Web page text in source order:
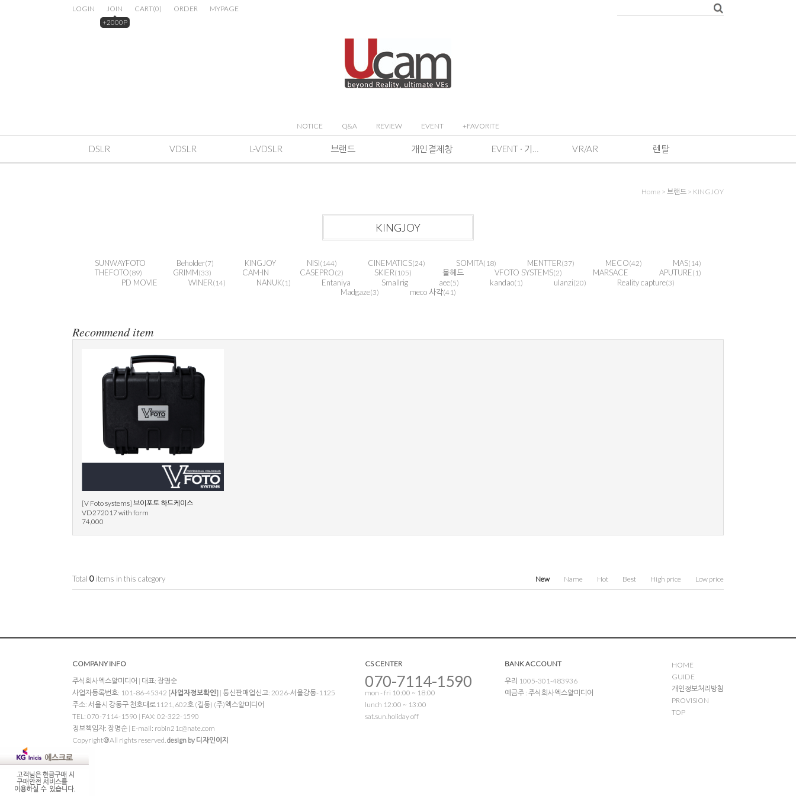
LOGIN
JOIN
+2000P
CART(0) ORDER MYPAGE
NOTICE Q&A REVIEW EVENT +FAVORITE
DSLR VDSLR L-VDSLR 브랜드 개인결제창 EVENT · 기획전 및 이벤트 VR/AR 렌탈
Home > 브랜드 > KINGJOY
KINGJOY
SUNWAYFOTO Beholder(7) KINGJOY NISI(144) CINEMATICS(24) SOMITA(18) MENTTER(37) MECO(42) MAS(14)
THEFOTO(89) GRIMM(33) CAM-IN CASEPRO(2) SKIER(105) 볼헤드 VFOTO SYSTEMS(2) MARSACE APUTURE(1)
PD MOVIE WINER(14) NANUK(1) Entaniya Smallrig aee(5) kandao(1) ulanzi(20) Reality capture(3)
Madgaze(3) meco 사각(41)
Recommend item
[V Foto systems] 브이포토 하드케이스
VD272017 with form
74,000
Total 0 items in this category New Name Hot Best High price Low price
COMPANY INFO
주식회사엑스알미디어 | 대표: 장명순
사업자등록번호: 101-86-45342 [사업자정보확인] | 통신판매업신고: 2026-서울강동-1125
주소: 서울시 강동구 천호대로1121, 602호 (길동) (주)엑스알미디어
TEL: 070-7114-1590 | FAX: 02-322-1590
정보책임자: 장명순 | E-mail: robin21c@nate.com
Copyright＠All rights reserved.design by 디자인이지
CS CENTER
070-7114-1590
mon - fri 10:00 ~ 18:00
lunch 12:00 ~ 13:00
sat.sun.holiday off
BANK ACCOUNT
우리 1005-301-483936
예금주 : 주식회사엑스알미디어
HOME
GUIDE
개인정보처리방침
PROVISION
TOP